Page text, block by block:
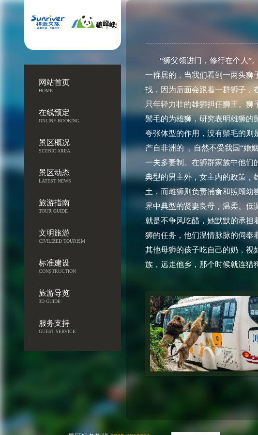
网站首页
HOME
在线预定
ONLINE BOOKING
景区概况
SCENIC AREA
景区动态
LATEST NEWS
旅游指南
TOUR GUIDE
文明旅游
CIVILIZED TOURISM
标准建设
CONSTRUCTION
旅游导览
3D GUIDE
服务支持
GUEST SERVICE
“狮父领进门，修行在个人”
一群居的，当我们看到一两头狮
找，因为后面会跟着一群狮子，
只年轻力壮的雄狮担任狮王。狮
鬃毛的为雄狮，研究表明雄狮的
夸张体型的作用，没有鬃毛的则
产自非洲的 ，自然不受我国“婚
一夫多妻制。在狮群家族中他们
典型的男主外，女主内的政策，
土，而雌狮则负责捕食和照顾幼
界中典型的贤妻良母，温柔、低
就是不争风吃醋，她默默的承担
狮的任务，他们温情脉脉的伺奉
其他母狮的孩子吃自己的奶，视
族，远走他乡，那个时候就连猎